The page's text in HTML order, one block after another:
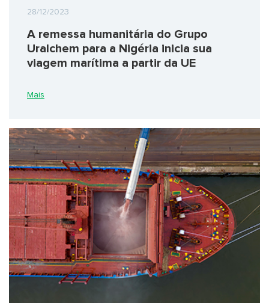
28/12/2023
A remessa humanitária do Grupo
Uralchem para a Nigéria inicia sua
viagem marítima a partir da UE
Mais